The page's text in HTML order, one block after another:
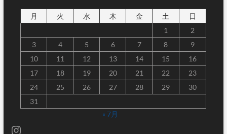
月 火 水 木 金 土
日
1
2
3
4 5 6 7 8
9
10
11 12 13 14 15
16
17
18 19 20 21 22
23
24
25 26 27 28 29
30
31
« 7月
Instagram